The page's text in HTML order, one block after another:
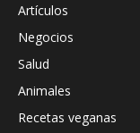
Artículos
Negocios
Salud
Animales
Recetas veganas